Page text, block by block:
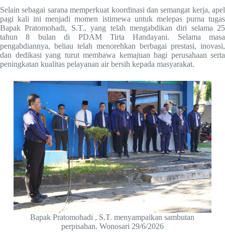
Selain sebagai sarana memperkuat koordinasi dan semangat kerja, apel
pagi kali ini menjadi momen istimewa untuk melepas purna tugas
Bapak Pratomohadi, S.T., yang telah mengabdikan diri selama 25
tahun 8 bulan di PDAM Tirta Handayani. Selama masa
pengabdiannya, beliau telah menorehkan berbagai prestasi, inovasi,
dan dedikasi yang turut membawa kemajuan bagi perusahaan serta
peningkatan kualitas pelayanan air bersih kepada masyarakat.
Bapak Pratomohadi , S.T. menyampaikan sambutan
perpisahan. Wonosari 29/6/2026